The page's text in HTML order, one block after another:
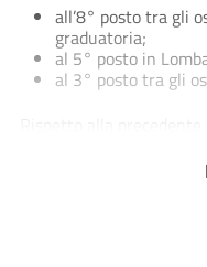
all’8° posto tra gli
graduatoria;
al 5° posto in
al 3° posto tra gli
miglioramento di una
crescita costante e